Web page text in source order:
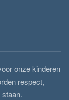
onze kinderen
respect,